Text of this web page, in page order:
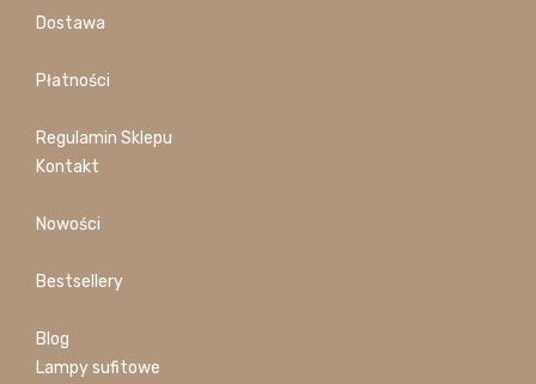
Dostawa
Płatności
Regulamin Sklepu
Kontakt
Nowości
Bestsellery
Blog
Lampy sufitowe